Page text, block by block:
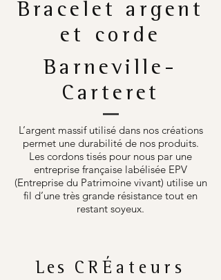
Bracelet argent
et corde
Barneville-
Carteret
L’argent massif utilisé dans nos créations
permet une durabilité de nos produits.
Les cordons tisés pour nous par une
entreprise française labélisée EPV
(Entreprise du Patrimoine vivant) utilise un
fil d’une très grande résistance tout en
restant soyeux.
Les CRÉateurs